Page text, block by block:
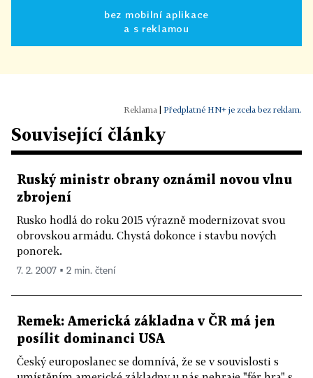
bez mobilní aplikace
a s reklamou
Předplatné HN+ je zcela bez reklam.
Související články
Ruský ministr obrany oznámil novou vlnu
zbrojení
Rusko hodlá do roku 2015 výrazně modernizovat svou
obrovskou armádu. Chystá dokonce i stavbu nových
ponorek.
7. 2. 2007 ▪ 2 min. čtení
Remek: Americká základna v ČR má jen
posílit dominanci USA
Český europoslanec se domnívá, že se v souvislosti s